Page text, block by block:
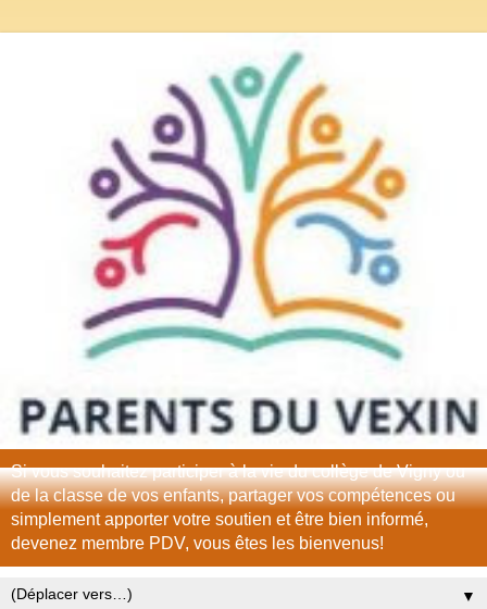
Si vous souhaitez participer à la vie du collège de Vigny ou
de la classe de vos enfants, partager vos compétences ou
simplement apporter votre soutien et être bien informé,
devenez membre PDV, vous êtes les bienvenus!
▼